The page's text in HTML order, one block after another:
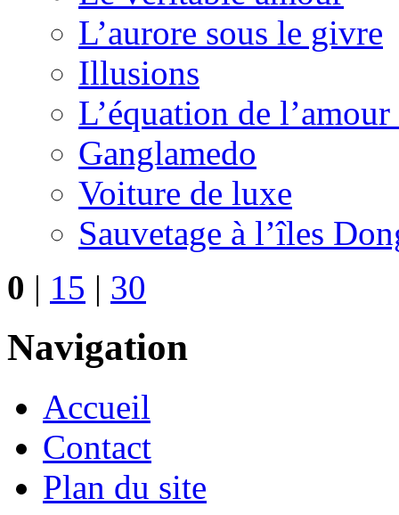
L’aurore sous le givre
Illusions
L’équation de
Ganglamedo
Voiture de luxe
Sauvetage à l’îles
0 | 15 | 30
Navigation
Accueil
Contact
Plan du site